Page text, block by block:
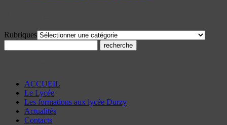
Rubriques
ACCUEIL
Le Lycée
Les formations aux lycée Durzy
Actualités
Contacts